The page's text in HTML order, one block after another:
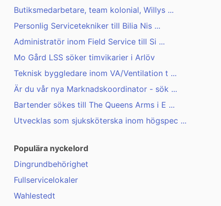
Butiksmedarbetare, team kolonial, Willys ...
Personlig Servicetekniker till Bilia Nis ...
Administratör inom Field Service till Si ...
Mo Gård LSS söker timvikarier i Arlöv
Teknisk byggledare inom VA/Ventilation t ...
Är du vår nya Marknadskoordinator - sök ...
Bartender sökes till The Queens Arms i E ...
Utvecklas som sjuksköterska inom högspec ...
Populära nyckelord
Dingrundbehörighet
Fullservicelokaler
Wahlestedt